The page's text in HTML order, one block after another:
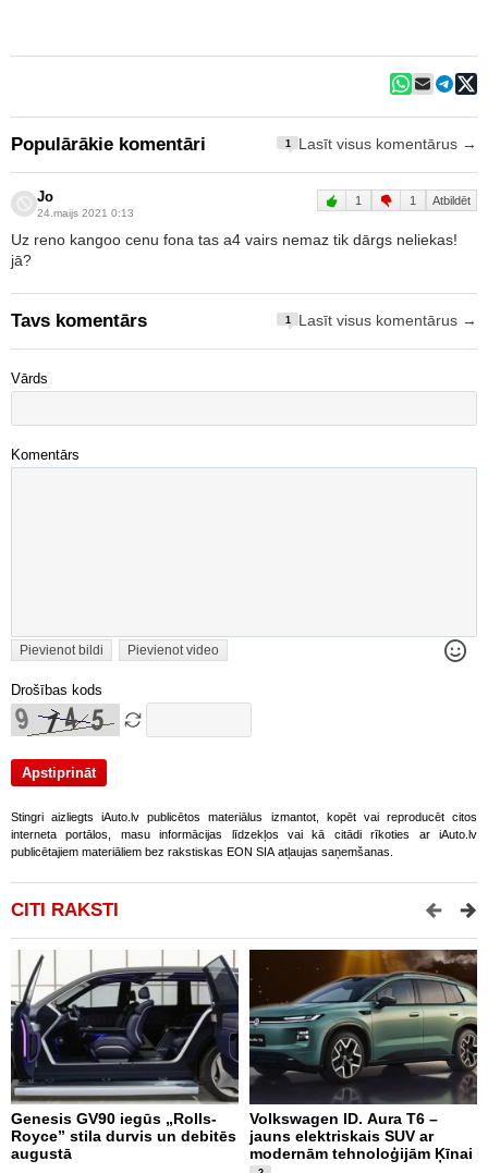
Populārākie komentāri 1 Lasīt visus komentārus →
Jo
24.maijs 2021 0:13
1 1 Atbildēt
Uz reno kangoo cenu fona tas a4 vairs nemaz tik dārgs neliekas!
jā?
Tavs komentārs 1 Lasīt visus komentārus →
Vārds
Komentārs
Pievienot bildi Pievienot video
Drošības kods
Stingri aizliegts iAuto.lv publicētos materiālus izmantot, kopēt vai reproducēt citos
interneta portālos, masu informācijas līdzekļos vai kā citādi rīkoties ar iAuto.lv
publicētajiem materiāliem bez rakstiskas EON SIA atļaujas saņemšanas.
CITI RAKSTI
Genesis GV90 iegūs „Rolls-
Royce” stila durvis un debitēs
augustā
Volkswagen ID. Aura T6 –
jauns elektriskais SUV ar
modernām tehnoloģijām Ķīnai